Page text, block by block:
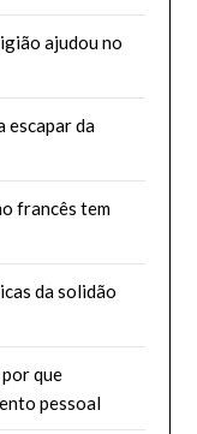
ajudou no
escapar da
francês tem
da solidão
que
pessoal